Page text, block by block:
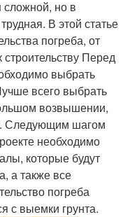
сложной, но в
В этой статье
погреба, от
Перед
выбрать
всего выбрать
возвышении,
Следующим шагом
необходимо
которые будут
а также все
погреба
с выемки грунта.